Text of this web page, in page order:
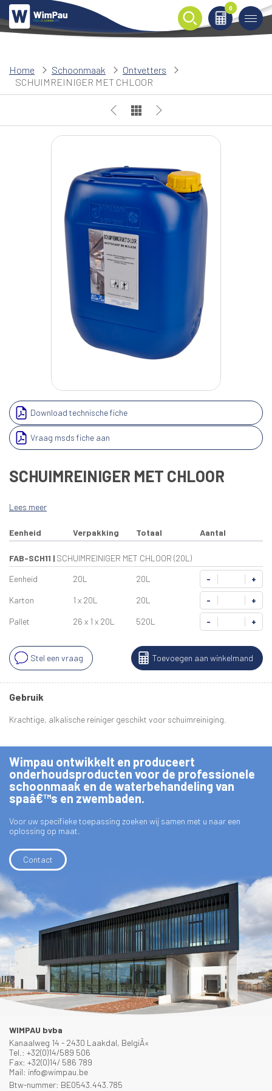
0
0
Home Schoonmaak
Ontvetters
SCHUIMREINIGER MET CHLOOR
Download technische fiche
Vraag msds fiche aan
SCHUIMREINIGER MET CHLOOR
Lees meer
Eenheid Verpakking Totaal Aantal
FAB-SCH11 | SCHUIMREINIGER MET CHLOOR (20L)
Eenheid
20L 20L - +
Karton 1 x 20L 20L - +
Pallet 26 x 1 x 20L 520L - +
Toevoegen aan winkelmand
Stel een vraag
Gebruik
Krachtige, alkalische reiniger geschikt voor schuimreiniging.
Wimpau ontwikkelt en produceert
onderhoudsproducten voor de professionele
schoonmaak en de waterbehandeling van
spaâ€™s en zwembaden.
Voor uw specifieke toepassing zoeken wij samen met u naar een
oplossing op maat.
Contact
WIMPAU bvba
Kanaalweg 14 - 2430 Laakdal, BelgiÃ«
Tel.: +32(0)14/589 506
Fax: +32(0)14/ 586 789
Mail: info@wimpau.be
Btw-nummer: BE0543.443.785